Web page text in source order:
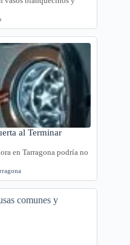
al Terminar
en Tarragona podría no